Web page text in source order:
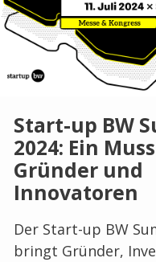
Start-up BW
2024: Ein
Gründer und
Innovatoren
Der Start-up BW
bringt Gründer,